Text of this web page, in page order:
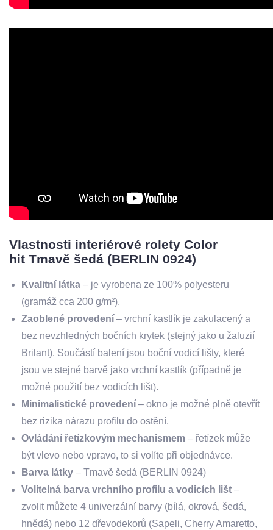
Vlastnosti interiérové rolety Color
hit Tmavě šedá (BERLIN 0924)
Kvalitní látka – je vyrobena ze 100% polyesteru
(gramáž cca 200 g/m²).
Zaoblené provedení – vrchní kastlík je zakulacený a
bez nevzhledných bočních krytek (stejný jako u žaluzií
Brilant). Součástí balení jsou boční vodicí lišty, které
jsou ve stejné barvě jako vrchní kastlík (případně je
možné použití bez vodicích lišt).
Minimalistické provedení – okno je možné plně otevřít
bez rizika nárazu profilu do ostění.
Ovládání řetízkovým mechanismem – řetízek může
být vlevo nebo vpravo, to si volíte při objednávce.
Barva látky – Tmavě šedá (BERLIN 0924)
Volitelná barva vrchního profilu a vodicích lišt –
zvolit můžete 4 univerzální barvy (bílá, okrová, šedá,
hnědá) nebo 12 dřevodekorů (Sapeli, Cherry Amaretto,